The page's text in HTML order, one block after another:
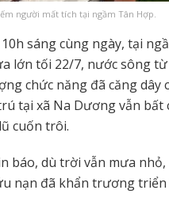
người mất tích tại ngầm Tân Hợp.
sáng cùng ngày, tại
lớn tối 22/7, nước sông
chức năng đã căng dây
tại xã Na Dương vẫn bất
cuốn trôi.
báo, dù trời vẫn mưa nhỏ,
nạn đã khẩn trương